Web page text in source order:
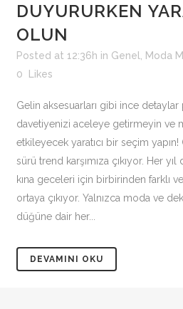
DUYURURKEN
OLUN
Posted at 12:36h in Genel
Moda
0
Likes
Gelin aksesuarları gibi ince
davetiyenizi aceleye getirmeyin ve
etkileyecek yaratıcı bir seçim
sürü trend karşımıza çıkıyor. Her
kına geceleri için birbirinden farklı
ortaya çıkıyor. Yalnızca moda ve
düğüne dair her...
DEVAMINI OKU